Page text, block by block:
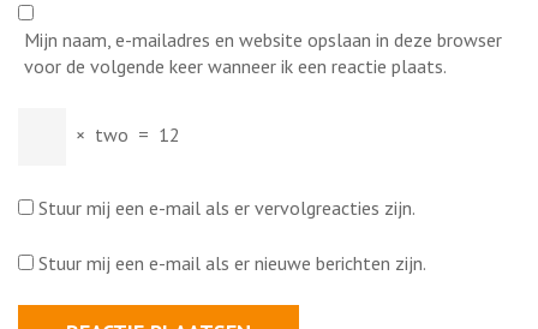
Mijn naam, e-mailadres en website opslaan in deze browser
voor de volgende keer wanneer ik een reactie plaats.
× two = 12
Stuur mij een e-mail als er vervolgreacties zijn.
Stuur mij een e-mail als er nieuwe berichten zijn.